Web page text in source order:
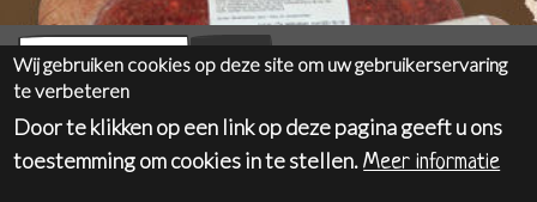
Zoeken
Hoogstraat 96, 3668 Niel-Bij-As
(+32) 0496 057637
Wij gebruiken cookies op deze site om uw gebruikerservaring
te verbeteren
Door te klikken op een link op deze pagina geeft u ons
toestemming om cookies in te stellen. Meer informatie